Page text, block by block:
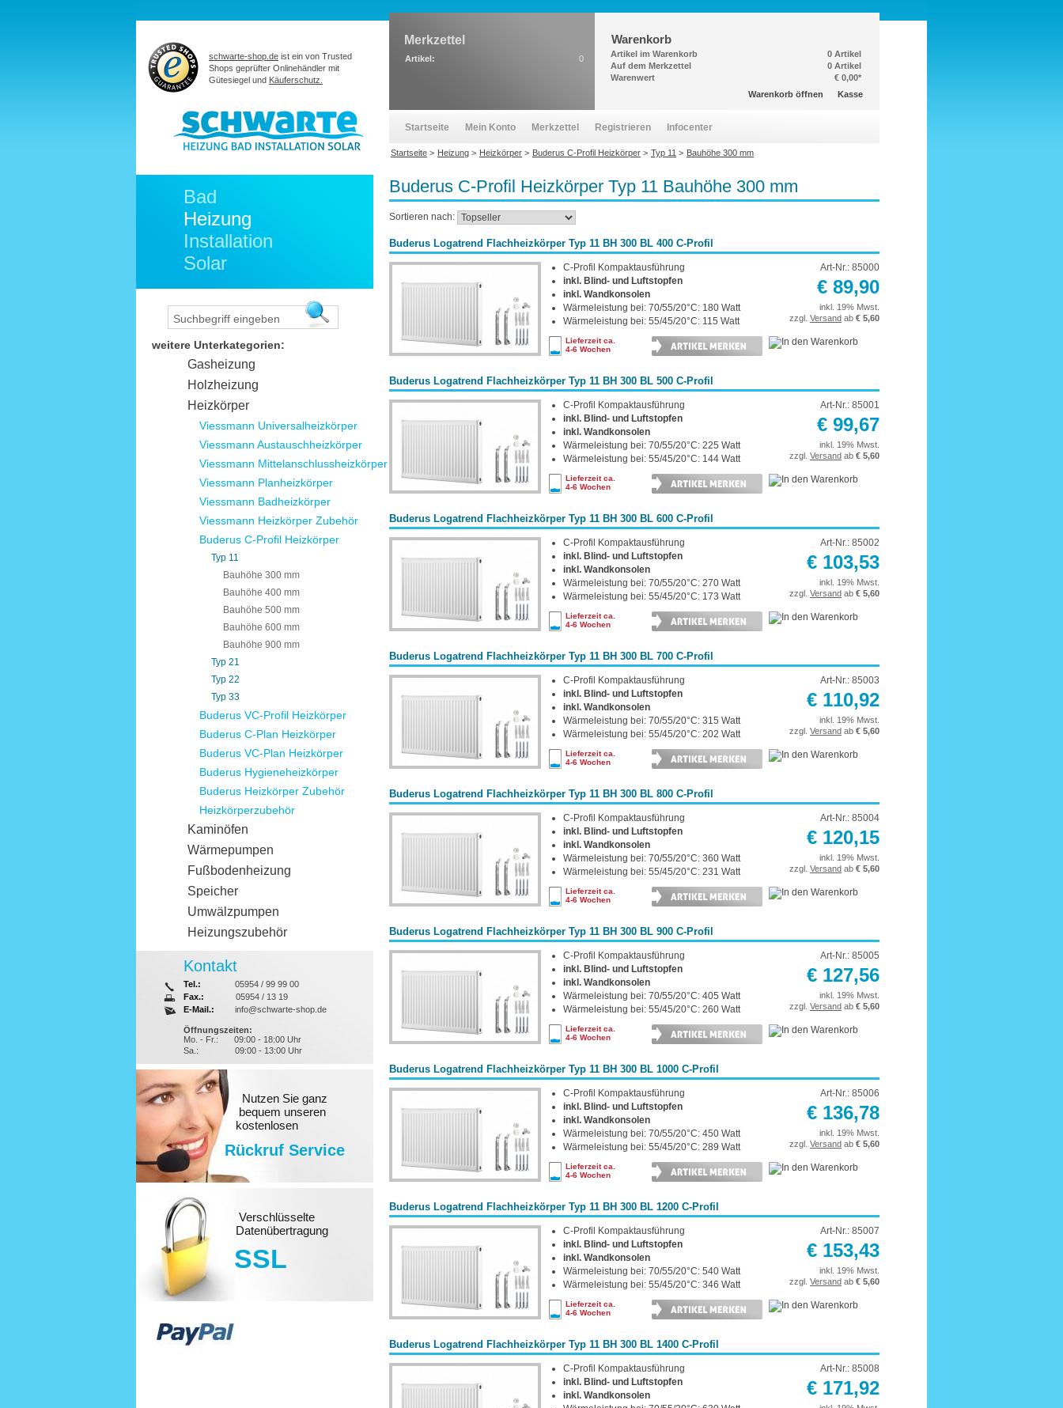
Buderus C-Profil Heizkörper Typ 11 Bauhöhe 300 mm
Sortieren nach:
Buderus Logatrend Flachheizkörper Typ 11 BH 300 BL 400 C-Profil
C-Profil Kompaktausführung
inkl. Blind- und Luftstopfen
inkl. Wandkonsolen
Wärmeleistung bei: 70/55/20°C: 180 Watt
Wärmeleistung bei: 55/45/20°C: 115 Watt
Art-Nr.: 85000
€ 89,90
inkl. 19% Mwst.
zzgl. Versand ab € 5,60
Lieferzeit ca.
4-6 Wochen
Buderus Logatrend Flachheizkörper Typ 11 BH 300 BL 500 C-Profil
C-Profil Kompaktausführung
inkl. Blind- und Luftstopfen
inkl. Wandkonsolen
Wärmeleistung bei: 70/55/20°C: 225 Watt
Wärmeleistung bei: 55/45/20°C: 144 Watt
Art-Nr.: 85001
€ 99,67
inkl. 19% Mwst.
zzgl. Versand ab € 5,60
Lieferzeit ca.
4-6 Wochen
Buderus Logatrend Flachheizkörper Typ 11 BH 300 BL 600 C-Profil
C-Profil Kompaktausführung
inkl. Blind- und Luftstopfen
inkl. Wandkonsolen
Wärmeleistung bei: 70/55/20°C: 270 Watt
Wärmeleistung bei: 55/45/20°C: 173 Watt
Art-Nr.: 85002
€ 103,53
inkl. 19% Mwst.
zzgl. Versand ab € 5,60
Lieferzeit ca.
4-6 Wochen
Buderus Logatrend Flachheizkörper Typ 11 BH 300 BL 700 C-Profil
C-Profil Kompaktausführung
inkl. Blind- und Luftstopfen
inkl. Wandkonsolen
Wärmeleistung bei: 70/55/20°C: 315 Watt
Wärmeleistung bei: 55/45/20°C: 202 Watt
Art-Nr.: 85003
€ 110,92
inkl. 19% Mwst.
zzgl. Versand ab € 5,60
Lieferzeit ca.
4-6 Wochen
Buderus Logatrend Flachheizkörper Typ 11 BH 300 BL 800 C-Profil
C-Profil Kompaktausführung
inkl. Blind- und Luftstopfen
inkl. Wandkonsolen
Wärmeleistung bei: 70/55/20°C: 360 Watt
Wärmeleistung bei: 55/45/20°C: 231 Watt
Art-Nr.: 85004
€ 120,15
inkl. 19% Mwst.
zzgl. Versand ab € 5,60
Lieferzeit ca.
4-6 Wochen
Buderus Logatrend Flachheizkörper Typ 11 BH 300 BL 900 C-Profil
C-Profil Kompaktausführung
inkl. Blind- und Luftstopfen
inkl. Wandkonsolen
Wärmeleistung bei: 70/55/20°C: 405 Watt
Wärmeleistung bei: 55/45/20°C: 260 Watt
Art-Nr.: 85005
€ 127,56
inkl. 19% Mwst.
zzgl. Versand ab € 5,60
Lieferzeit ca.
4-6 Wochen
Buderus Logatrend Flachheizkörper Typ 11 BH 300 BL 1000 C-Profil
C-Profil Kompaktausführung
inkl. Blind- und Luftstopfen
inkl. Wandkonsolen
Wärmeleistung bei: 70/55/20°C: 450 Watt
Wärmeleistung bei: 55/45/20°C: 289 Watt
Art-Nr.: 85006
€ 136,78
inkl. 19% Mwst.
zzgl. Versand ab € 5,60
Lieferzeit ca.
4-6 Wochen
Buderus Logatrend Flachheizkörper Typ 11 BH 300 BL 1200 C-Profil
C-Profil Kompaktausführung
inkl. Blind- und Luftstopfen
inkl. Wandkonsolen
Wärmeleistung bei: 70/55/20°C: 540 Watt
Wärmeleistung bei: 55/45/20°C: 346 Watt
Art-Nr.: 85007
€ 153,43
inkl. 19% Mwst.
zzgl. Versand ab € 5,60
Lieferzeit ca.
4-6 Wochen
Buderus Logatrend Flachheizkörper Typ 11 BH 300 BL 1400 C-Profil
C-Profil Kompaktausführung
inkl. Blind- und Luftstopfen
inkl. Wandkonsolen
Art-Nr.: 85008
€ 171,92
Bad
Heizung
Installation
Solar
weitere Unterkategorien:
Gasheizung
Holzheizung
Heizkörper
Viessmann Universalheizkörper
Viessmann Austauschheizkörper
Viessmann Mittelanschlussheizkörper
Viessmann Planheizkörper
Viessmann Badheizkörper
Viessmann Heizkörper Zubehör
Buderus C-Profil Heizkörper
Typ 11
Bauhöhe 300 mm
Bauhöhe 400 mm
Bauhöhe 500 mm
Bauhöhe 600 mm
Bauhöhe 900 mm
Typ 21
Typ 22
Typ 33
Buderus VC-Profil Heizkörper
Buderus C-Plan Heizkörper
Buderus VC-Plan Heizkörper
Buderus Hygieneheizkörper
Buderus Heizkörper Zubehör
Heizkörperzubehör
Kaminöfen
Wärmepumpen
Fußbodenheizung
Speicher
Umwälzpumpen
Heizungszubehör
Kontakt
Tel.:
05954 / 99 99 00
Fax.:
05954 / 13 19
E-Mail.:
info@schwarte-shop.de
Öffnungszeiten:
Mo. - Fr.:
09:00 - 18:00 Uhr
Sa.:
09:00 - 13:00 Uhr
Nutzen Sie ganz
bequem unseren
kostenlosen
Rückruf Service
Verschlüsselte
Datenübertragung
SSL
schwarte-shop.de ist ein von Trusted
Shops geprüfter Onlinehändler mit
Gütesiegel und Käuferschutz.
Merkzettel
Artikel: 0
Warenkorb
Artikel im Warenkorb
0 Artikel
Auf dem Merkzettel
0 Artikel
Warenwert
€ 0,00*
Warenkorb öffnen
Kasse
Startseite Mein Konto Merkzettel Registrieren Infocenter
Startseite > Heizung > Heizkörper > Buderus C-Profil Heizkörper > Typ 11 > Bauhöhe 300 mm